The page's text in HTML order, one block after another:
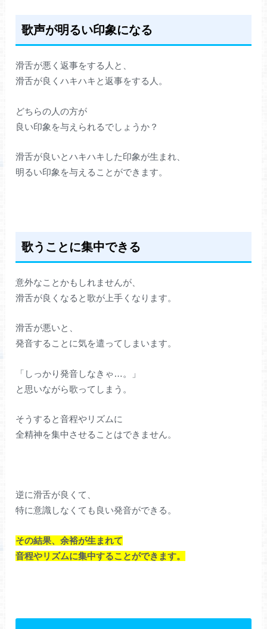
歌声が明るい印象になる
滑舌が悪く返事をする人と、
滑舌が良くハキハキと返事をする人。
どちらの人の方が
良い印象を与えられるでしょうか？
滑舌が良いとハキハキした印象が生まれ、
明るい印象を与えることができます。
歌うことに集中できる
意外なことかもしれませんが、
滑舌が良くなると歌が上手くなります。
滑舌が悪いと、
発音することに気を遣ってしまいます。
「しっかり発音しなきゃ…。」
と思いながら歌ってしまう。
そうすると音程やリズムに
全精神を集中させることはできません。
逆に滑舌が良くて、
特に意識しなくても良い発音ができる。
その結果、余裕が生まれて
音程やリズムに集中することができます。